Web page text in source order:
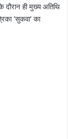
ही मुख्य अतिथि
‘सुकवा’ का